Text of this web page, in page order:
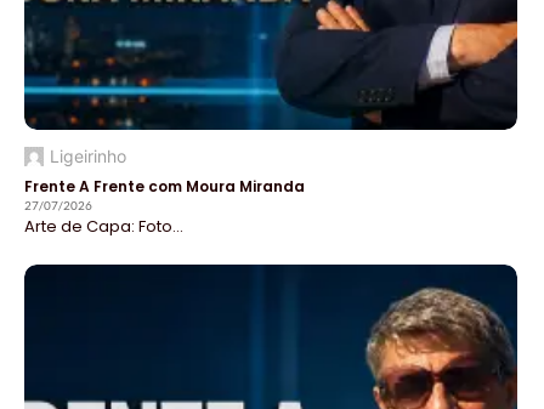
Ligeirinho
Frente A Frente com Moura Miranda
27/07/2026
Arte de Capa: Foto...